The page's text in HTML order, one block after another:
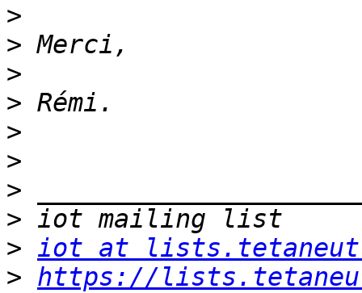
>
>
>
>
>
>
>
>
> iot at
> https://